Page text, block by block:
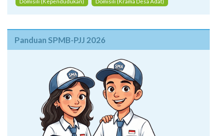
Panduan SPMB-PJJ 2026